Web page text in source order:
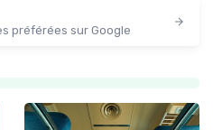
préférées sur Google